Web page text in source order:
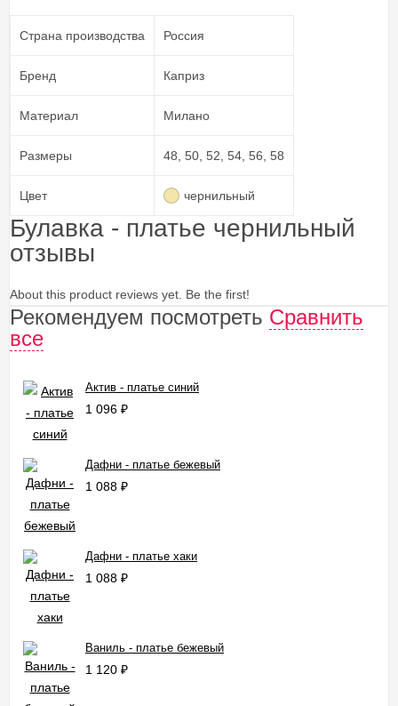
Страна производства Россия
Бренд Каприз
Материал Милано
Размеры 48, 50, 52, 54, 56, 58
Цвет чернильный
Булавка - платье чернильный
отзывы
About this product reviews yet. Be the first!
Рекомендуем посмотреть Сравнить
все
Актив - платье синий
1 096 ₽
Дафни - платье бежевый
1 088 ₽
Дафни - платье хаки
1 088 ₽
Ваниль - платье бежевый
1 120 ₽